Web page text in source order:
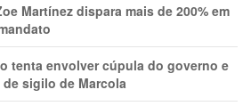
Martínez dispara mais de 200% em
tenta envolver cúpula do governo e
sigilo de Marcola